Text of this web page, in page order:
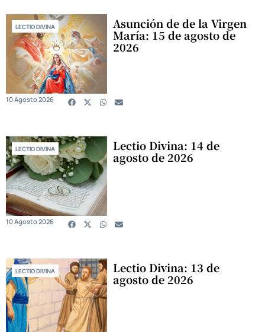
LECTIO DIVINA Asunción de de la Virgen
María: 15 de agosto de
2026
10 Agosto 2026
LECTIO DIVINA Lectio Divina: 14 de
agosto de 2026
10 Agosto 2026
LECTIO DIVINA Lectio Divina: 13 de
agosto de 2026